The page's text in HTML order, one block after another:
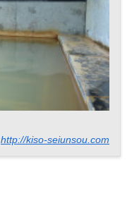
http://kiso-seiunsou.com